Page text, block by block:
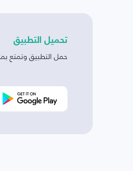
تحميل التطبيق
حمل التطبيق وتمتع